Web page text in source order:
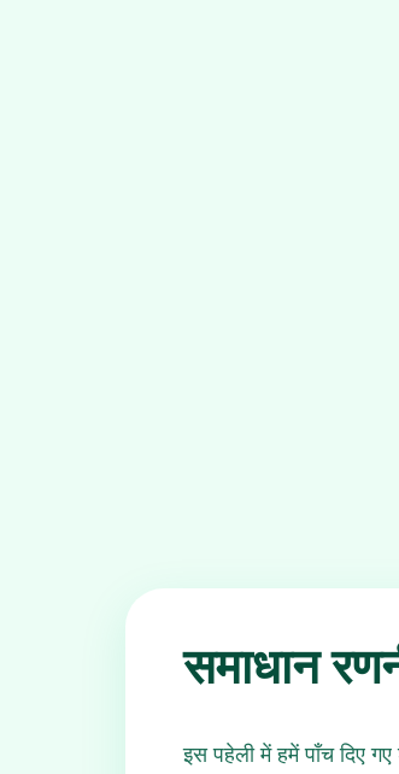
समाधान
इस पहेली में हमें पाँच दिए